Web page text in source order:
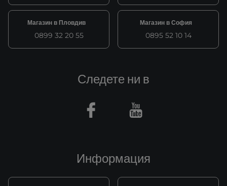
Магазин в Пловдив
0899 32 20 55
Магазин в София
0895 52 10 14
Информация
Следете ни в
Facebook Youtube